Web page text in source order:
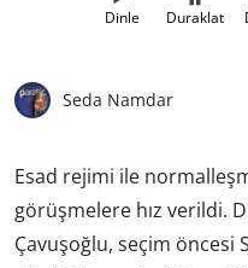
Dinle Duraklat
Seda Namdar
Esad rejimi ile
görüşmelere hız verildi.
Çavuşoğlu, seçim öncesi